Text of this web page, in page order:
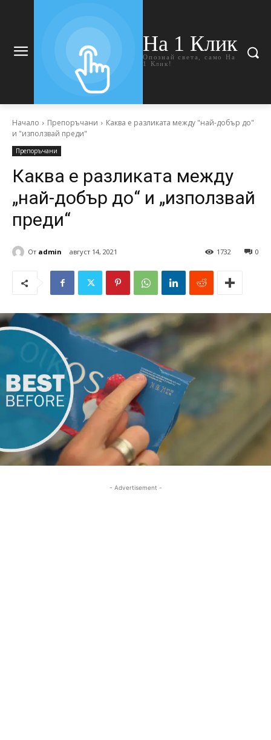
На 1 Клик
Опознай света, само На
1 Клик!
Начало Препоръчани
Каква е разликата между "най-добър до"
и "използвай преди"
Препоръчани
Каква е разликата между
„най-добър до“ и „използвай
преди“
От admin август 14, 2021 0
1732
- Advertisement -